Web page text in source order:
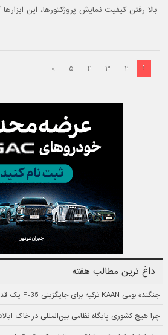
بالا رفتن کیفیت نمایش پروژکتورها، این
۱ ۲ ۳ ۴ ۵ »
داغ ترین مطالب هفته
جنگنده بومی KAAN ترکیه برای جایگزینی F-35 یک قدم به نخستین پرواز نزدیک‌تر شد
چرا هیچ کشوری پایگاه نظامی بین‌المللی در خاک